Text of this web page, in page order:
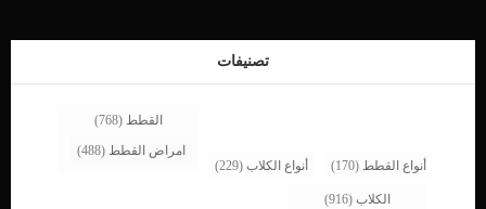
فيتامين (E) للكلاب المكون السحري لصحة كلبك اما النوع الاخر وهو الأكثر شيوعا بين
[…]
تصنيفات
أنواع القطط (170) أنواع الكلاب (229)
القطط (768)
امراض القطط (488)
الكلاب (916)